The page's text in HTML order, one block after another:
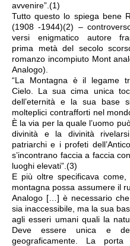
avvenire”.(1)
Tutto questo lo spiega bene
(1908 ‑1944)(2) –
versi enigmatico autore
prima metà del secolo
romanzo incompiuto Mont
Analogo).
“La Montagna è il legame
Cielo. La sua cima unica
dell’eternità e la sua base
molteplici contrafforti nel
È la via per la quale l’uomo
divinità e la divinità
patriarchi e i profeti
s’incontrano faccia a faccia
luoghi elevati”.(3)
E più oltre specificava come,
montagna possa assumere il
Analogo […] è necessario
sia inaccessibile, ma la sua
agli esseri umani quali la
Deve essere unica e
geograficamente. La porta